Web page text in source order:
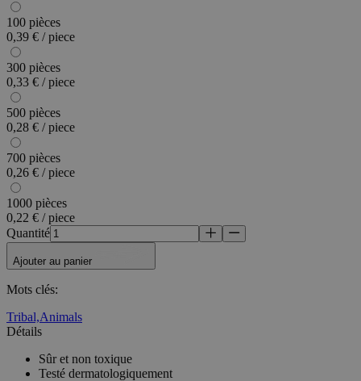
100 pièces
0,39 € / piece
300 pièces
0,33 € / piece
500 pièces
0,28 € / piece
700 pièces
0,26 € / piece
1000 pièces
0,22 € / piece
Quantité
Ajouter au panier
Mots clés:
Tribal,Animals
Détails
Sûr et non toxique
Testé dermatologiquement